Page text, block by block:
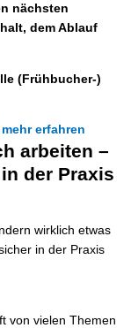
nächsten
dem Ablauf
(Frühbucher-)
erfahren
arbeiten –
der Praxis
wirklich etwas
in der Praxis
von vielen Themen